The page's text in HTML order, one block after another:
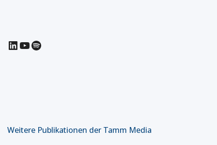
LinkedIn
YouTube
Spotify
Weitere Publikationen der Tamm Media